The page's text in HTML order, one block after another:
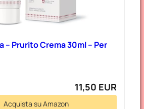
– Prurito Crema 30ml – Per
11,50 EUR
Acquista su Amazon